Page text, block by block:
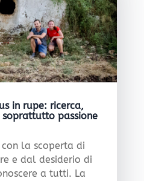
in rupe: ricerca,
passione
la scoperta di
e dal desiderio di
a tutti. La